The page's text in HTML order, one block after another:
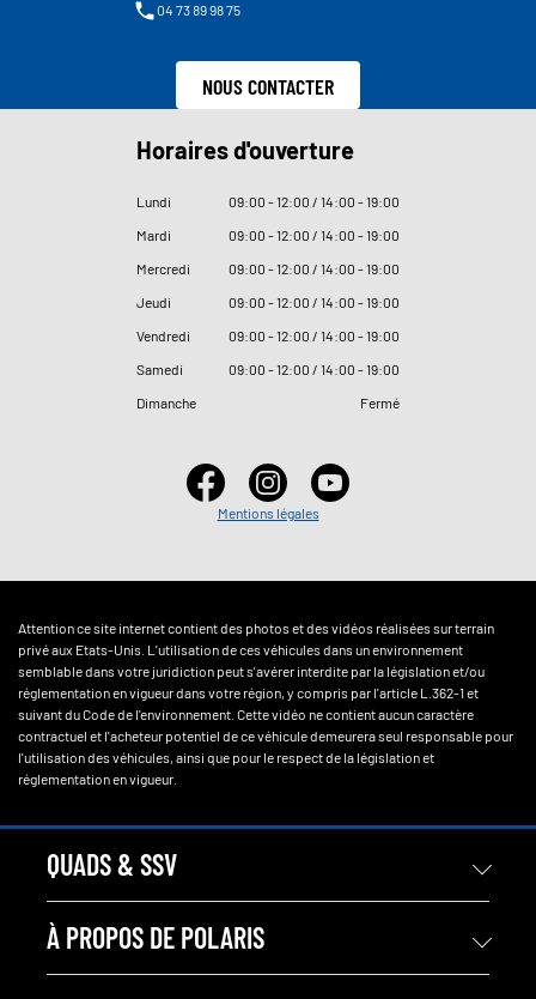
04 73 89 98 75
NOUS CONTACTER
Horaires d'ouverture
Lundi 09:00 - 12:00 / 14:00 - 19:00
Mardi
09:00 - 12:00 / 14:00 - 19:00
Mercredi
09:00 - 12:00 / 14:00 - 19:00
Jeudi
09:00 - 12:00 / 14:00 - 19:00
Vendredi
09:00 - 12:00 / 14:00 - 19:00
Samedi
09:00 - 12:00 / 14:00 - 19:00
Dimanche
Fermé
Mentions légales
Attention ce site internet contient des photos et des vidéos réalisées sur terrain
privé aux Etats-Unis. L'utilisation de ces véhicules dans un environnement
semblable dans votre juridiction peut s'avérer interdite par la législation et/ou
réglementation en vigueur dans votre région, y compris par l'article L.362-1 et
suivant du Code de l'environnement. Cette vidéo ne contient aucun caractère
contractuel et l'acheteur potentiel de ce véhicule demeurera seul responsable pour
l'utilisation des véhicules, ainsi que pour le respect de la législation et
réglementation en vigueur.
QUADS & SSV
À PROPOS DE POLARIS